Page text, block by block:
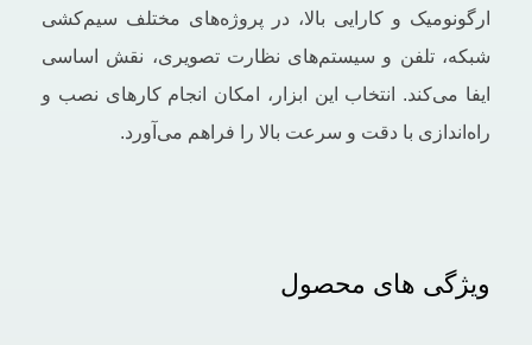
ارگونومیک و کارایی بالا، در پروژه‌های مختلف سیم‌کشی
شبکه، تلفن و سیستم‌های نظارت تصویری، نقش اساسی
ایفا می‌کند. انتخاب این ابزار، امکان انجام کارهای نصب و
راه‌اندازی با دقت و سرعت بالا را فراهم می‌آورد.
ویژگی های محصول